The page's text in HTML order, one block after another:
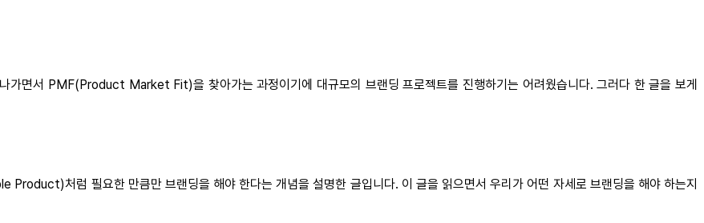
가면서 PMF(Product Market Fit)을 찾아가는 과정이기에 대규모의 브랜딩 프로젝트를 진행하기는 어려웠습니다. 그러다 한 글을 보게
처럼 필요한 만큼만 브랜딩을 해야 한다는 개념을 설명한 글입니다. 이 글을 읽으면서 우리가 어떤 자세로 브랜딩을 해야 하는지